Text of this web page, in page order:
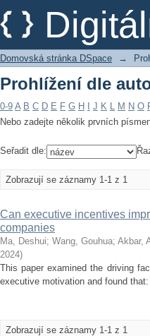
Prohlížení dle
Domovská stránka DSpace →
Prohlížení dle
0-9 A B C D E F G H J K L M N O
Nebo zadejte několik prvních
Seřadit dle:
Zobrazují se záznamy 1-1 z 1
Can executive incentives
companies
Ma, Deshui; Wang, Gouhua; Akbar,
2024)
This paper examined the driving
executive motivation and found
Zobrazují se záznamy 1-1 z 1